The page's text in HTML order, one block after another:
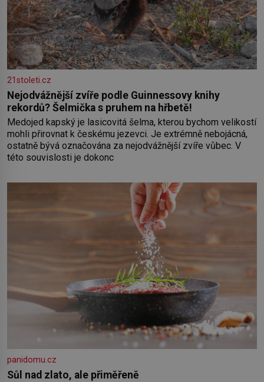
21stoleti.cz
Nejodvážnější zvíře podle Guinnessovy knihy
rekordů? Šelmička s pruhem na hřbetě!
Medojed kapský je lasicovitá šelma, kterou bychom velikostí
mohli přirovnat k českému jezevci. Je extrémně nebojácná,
ostatně bývá označována za nejodvážnější zvíře vůbec. V
této souvislosti je dokonc
panidomu.cz
Sůl nad zlato, ale přiměřeně